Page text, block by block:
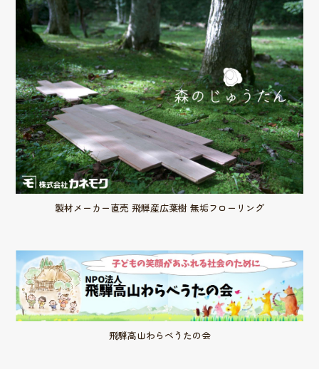
製材メーカー直売 飛騨産広葉樹 無垢フローリング
飛騨高山わらべうたの会